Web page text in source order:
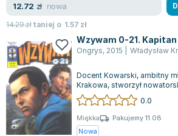
Marcin Kowalczyk
Piotr Zychowicz
Joanna Jabłczyńska
Piotr Kościelny
Jan Piński
Zygmunt Freud
Agata Passent
Michel Moran
12.72 zł nowa
14.29złtaniej o 1.57 zł
Wzywam 0-21. Kapitan
Ongrys, 2015 Władysław
Docent Kowarski, ambitny
Krakowa, stworzył
potencjał przyciągnął
0.0
Miękka
Pakujemy 11.08
Nowa